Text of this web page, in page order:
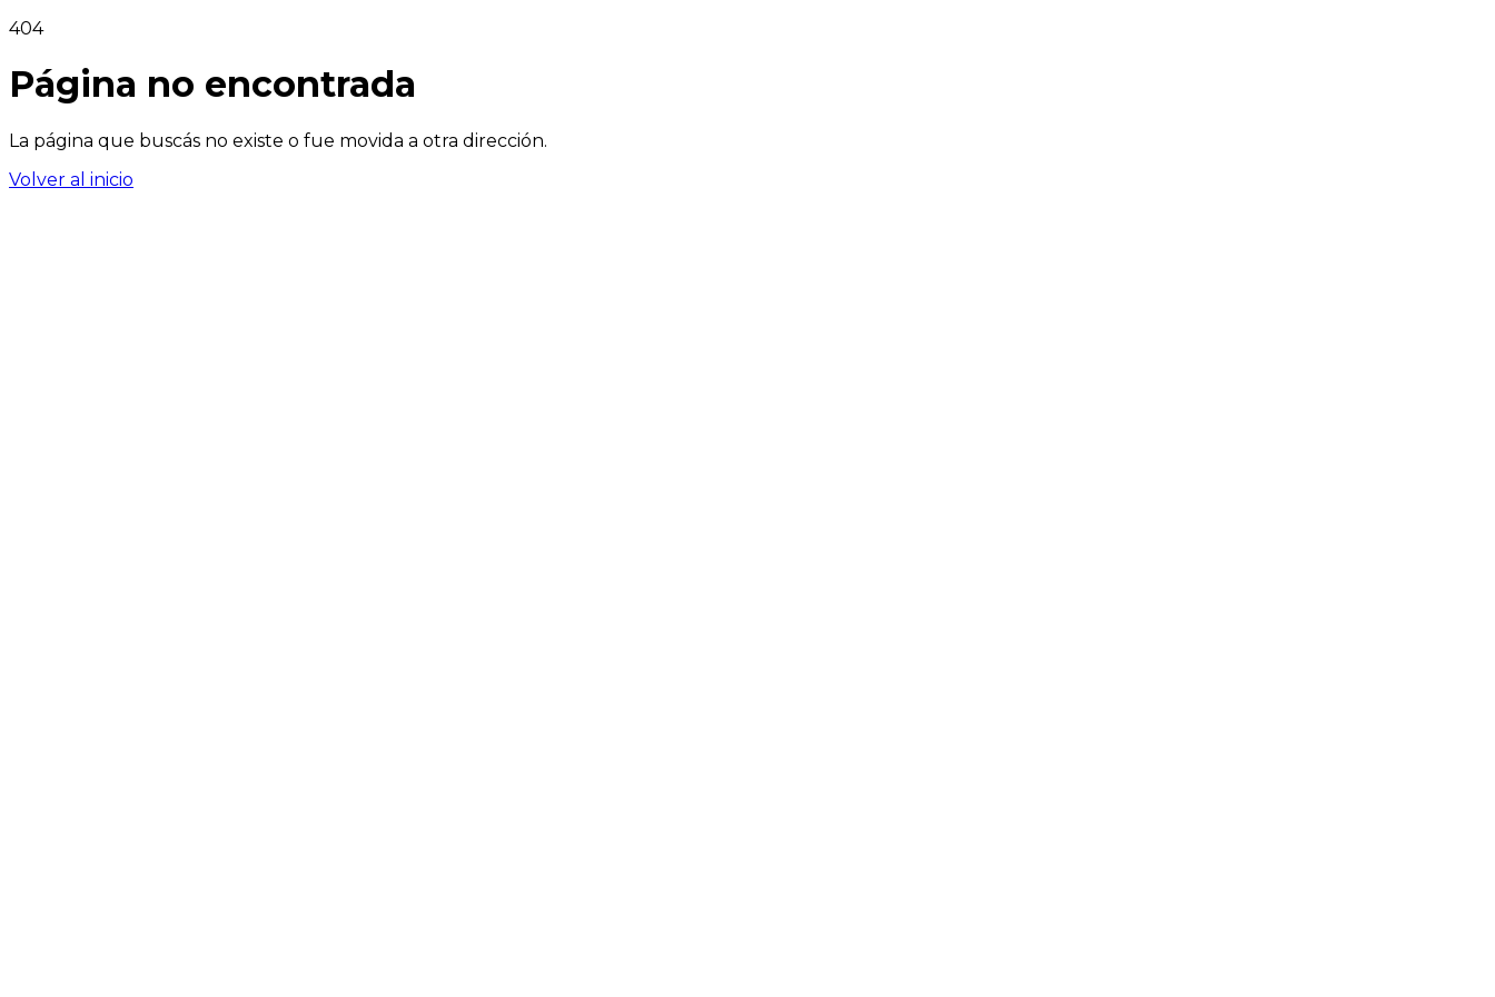
404
Página no encontrada
La página que buscás no existe o fue movida a otra dirección.
Volver al inicio